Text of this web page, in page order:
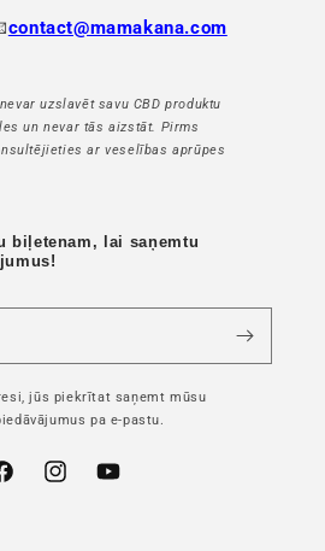
contact@mamakana.com
uzslavēt savu CBD produktu
un nevar tās aizstāt. Pirms
ar veselības aprūpes
biļetenam, lai saņemtu
jūs piekrītat saņemt mūsu
pa e-pastu.
InstagramYouTube